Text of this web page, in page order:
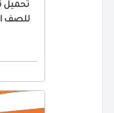
تحميل